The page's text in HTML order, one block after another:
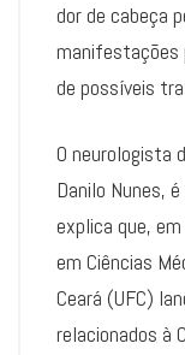
dor de cabeça
manifestações
de possíveis
O neurologista
Danilo Nunes,
explica que,
em Ciências
Ceará (UFC)
relacionados à